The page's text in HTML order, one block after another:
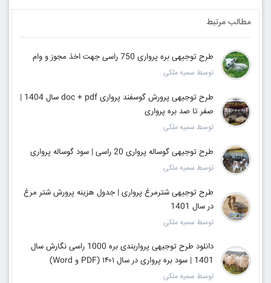
مطالب مرتبط
طرح توجیهی بره پرواری 750 راسی جهت اخذ مجوز و وام
توسط سمیه ملکی
طرح توجیهی پرورش گوسفند پرواری doc + pdf سال 1404 |
صفر تا صد بره پرواری
توسط سمیه ملکی
طرح توجیهی گوساله پرواری 20 راسی | سود گوساله پرواری
توسط سمیه ملکی
طرح توجیهی شترمرغ پرواری | جدول هزینه پرورش شتر مرغ
در سال 1401
توسط سمیه ملکی
دانلود طرح توجیهی پرواربندی بره 1000 راسی نگارش سال
1401 | سود بره پرواری در سال ۱۴۰۱ (PDF و Word)
توسط سمیه ملکی